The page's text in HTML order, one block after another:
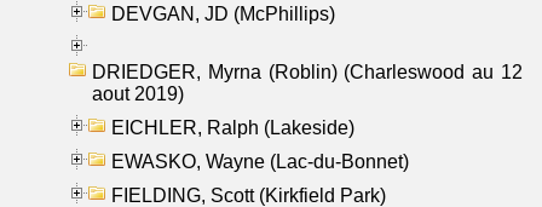
DEVGAN, JD (McPhillips)
DRIEDGER, Myrna (Roblin) (Charleswood au 12
aout 2019)
EICHLER, Ralph (Lakeside)
EWASKO, Wayne (Lac-du-Bonnet)
FIELDING, Scott (Kirkfield Park)